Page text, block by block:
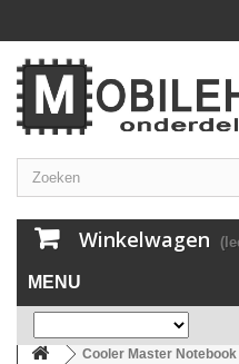
Winkelwagen
MENU
Cooler Master